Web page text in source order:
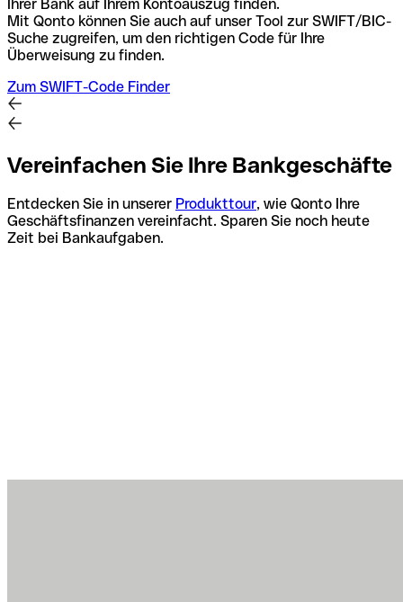
Ihrer Bank auf Ihrem Kontoauszug finden.
Mit Qonto können Sie auch auf unser Tool zur SWIFT/BIC-
Suche zugreifen, um den richtigen Code für Ihre
Überweisung zu finden.
Zum SWIFT-Code Finder
Vereinfachen Sie Ihre Bankgeschäfte
Entdecken Sie in unserer Produkttour, wie Qonto Ihre
Geschäftsfinanzen vereinfacht. Sparen Sie noch heute
Zeit bei Bankaufgaben.